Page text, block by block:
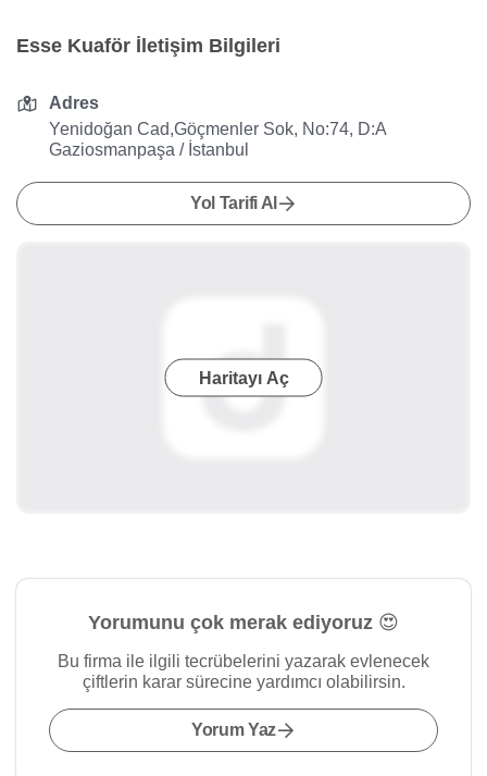
Esse Kuaför İletişim Bilgileri
Adres
Yenidoğan Cad,Göçmenler Sok, No:74, D:A
Gaziosmanpaşa / İstanbul
Yol Tarifi Al
Haritayı Aç
Yorumunu çok merak ediyoruz 😍
Bu firma ile ilgili tecrübelerini yazarak evlenecek
çiftlerin karar sürecine yardımcı olabilirsin.
Yorum Yaz